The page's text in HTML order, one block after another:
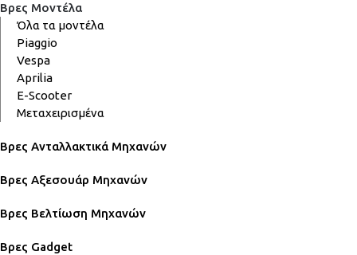
Βρες Μοντέλα
Όλα τα μοντέλα
Piaggio
Vespa
Aprilia
E-Scooter
Μεταχειρισμένα
Βρες Ανταλλακτικά Μηχανών
Βρες Αξεσουάρ Μηχανών
Βρες Βελτίωση Μηχανών
Βρες Gadget